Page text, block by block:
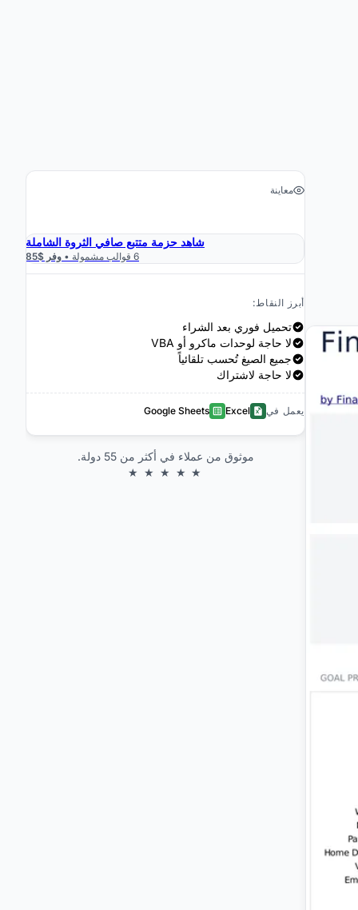
معاينة
شاهد حزمة متتبع صافي الثروة الشاملة
6 قوالب مشمولة • وفر $85
أبرز النقاط:
تحميل فوري بعد الشراء
لا حاجة لوحدات ماكرو أو VBA
جميع الصيغ تُحسب تلقائياً
لا حاجة لاشتراك
يعمل في Excel
Google Sheets
موثوق من عملاء في أكثر من 55 دولة.
★ ★ ★ ★ ★